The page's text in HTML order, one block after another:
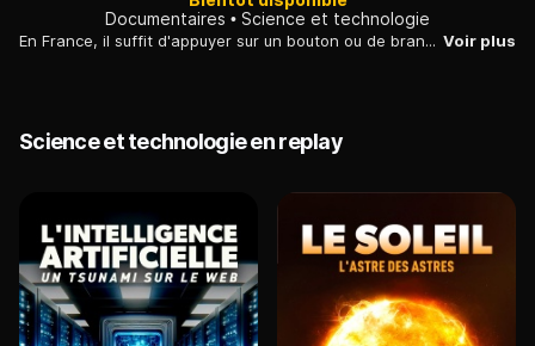
Documentaires
Science et technologie
En France, il suffit d'appuyer sur un bouton ou de brancher un câble pour pouvoir allumer la lumière ou tout autre appareil électrique. Voir plus
Science et technologie en replay